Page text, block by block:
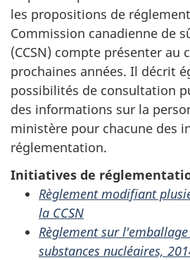
les propositions de
Commission canadienne de
(CCSN) compte présenter au
prochaines années. Il décrit
possibilités de consultation
des informations sur la
ministère pour chacune des
réglementation.
Initiatives de
Règlement modifiant
la CCSN
Règlement sur
substances nucléaires,